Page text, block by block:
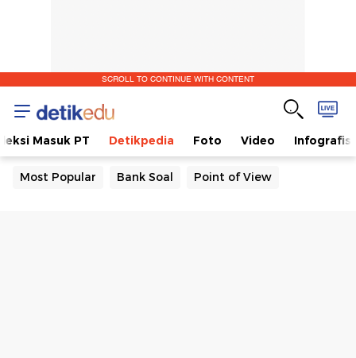
SCROLL TO CONTINUE WITH CONTENT
Masuk PT Detikpedia Foto Video Infografis
Most Popular Bank Soal Point of View